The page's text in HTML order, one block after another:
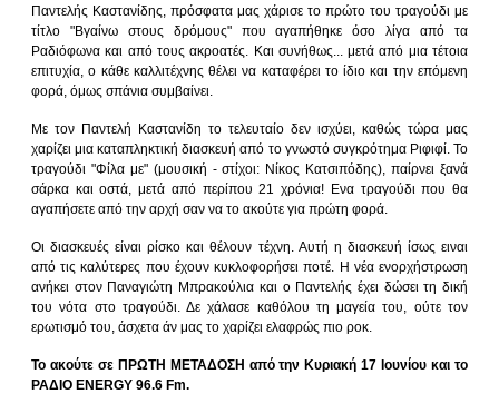
Παντελής Καστανίδης, πρόσφατα μας χάρισε το πρώτο του τραγούδι με
τίτλο "Βγαίνω στους δρόμους" που αγαπήθηκε όσο λίγα από τα
Ραδιόφωνα και από τους ακροατές. Και συνήθως... μετά από μια τέτοια
επιτυχία, ο κάθε καλλιτέχνης θέλει να καταφέρει το ίδιο και την επόμενη
φορά, όμως σπάνια συμβαίνει.
Με τον Παντελή Καστανίδη το τελευταίο δεν ισχύει, καθώς τώρα μας
χαρίζει μια καταπληκτική διασκευή από το γνωστό συγκρότημα Ριφιφί. Το
τραγούδι "Φίλα με" (μουσική - στίχοι: Νίκος Κατσιπόδης), παίρνει ξανά
σάρκα και οστά, μετά από περίπου 21 χρόνια! Ενα τραγούδι που θα
αγαπήσετε από την αρχή σαν να το ακούτε για πρώτη φορά.
Οι διασκευές είναι ρίσκο και θέλουν τέχνη. Αυτή η διασκευή ίσως ειναι
από τις καλύτερες που έχουν κυκλοφορήσει ποτέ. Η νέα ενορχήστρωση
ανήκει στον Παναγιώτη Μπρακούλια και ο Παντελής έχει δώσει τη δική
του νότα στο τραγούδι. Δε χάλασε καθόλου τη μαγεία του, ούτε τον
ερωτισμό του, άσχετα άν μας το χαρίζει ελαφρώς πιο ροκ.
Το ακούτε σε ΠΡΩΤΗ ΜΕΤΑΔΟΣΗ από την Κυριακή 17 Ιουνίου και το
ΡΑΔΙΟ ENERGY 96.6 Fm.